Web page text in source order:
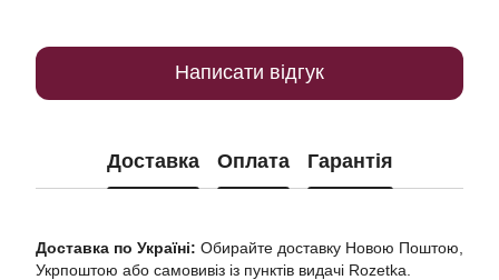
Написати відгук
Доставка Оплата Гарантія
Доставка по Україні: Обирайте доставку Новою Поштою,
Укрпоштою або самовивіз із пунктів видачі Rozetka.